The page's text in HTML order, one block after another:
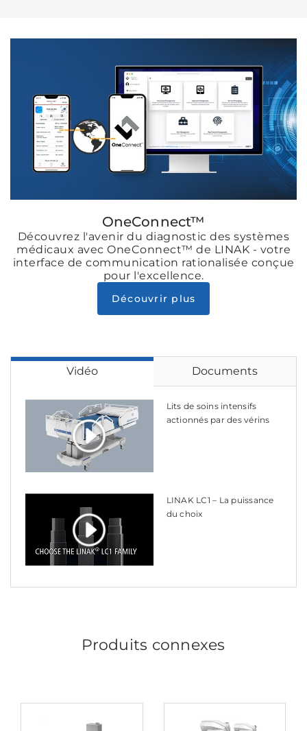
OneConnect™
Découvrez l'avenir du diagnostic des systèmes
médicaux avec OneConnect™ de LINAK - votre
interface de communication rationalisée conçue
pour l'excellence.
Découvrir plus
Vidéo Documents
Lits de soins intensifs
actionnés par des vérins
LINAK LC1 – La puissance
du choix
Produits connexes